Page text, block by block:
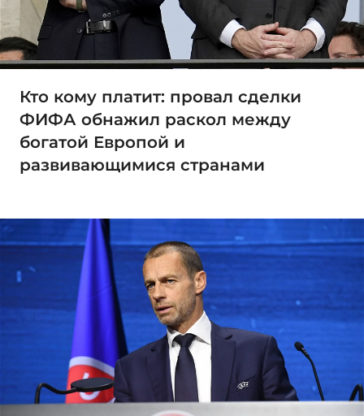
Кто кому платит: провал сделки
ФИФА обнажил раскол между
богатой Европой и
развивающимися странами